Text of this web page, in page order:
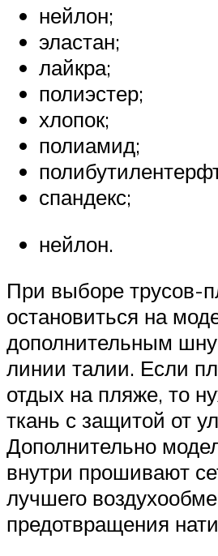
нейлон;
эластан;
лайкра;
полиэстер;
хлопок;
полиамид;
спандекс;
нейлон.
При выборе трусов-
остановиться на
дополнительным
линии талии. Если
отдых на пляже, то
ткань с защитой от
Дополнительно
внутри прошивают
лучшего
предотвращения